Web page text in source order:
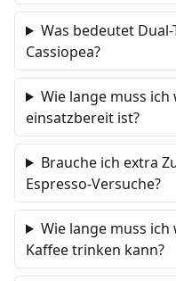
Was bedeutet
Cassiopea?
Wie lange muss
einsatzbereit ist?
Brauche ich extra
Espresso-Versuche?
Wie lange muss
Kaffee trinken kann?